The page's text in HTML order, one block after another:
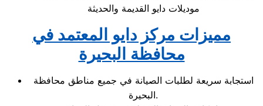
موديلات دايو القديمة والحديثة
مميزات مركز دايو المعتمد في
محافظة البحيرة
استجابة سريعة لطلبات الصيانة في جميع مناطق محافظة
البحيرة.